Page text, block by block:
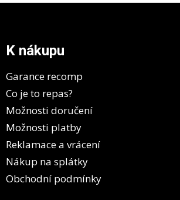
l
K nákupu
Garance recomp
Co je to repas?
Možnosti doručení
Možnosti platby
Reklamace a vrácení
Nákup na splátky
Obchodní podmínky